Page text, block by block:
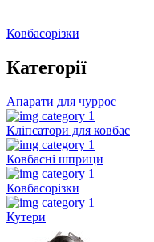
Ковбасорізки
Категорії
Апарати для чуррос
Кліпсатори для ковбас
Ковбасні шприци
Ковбасорізки
Кутери